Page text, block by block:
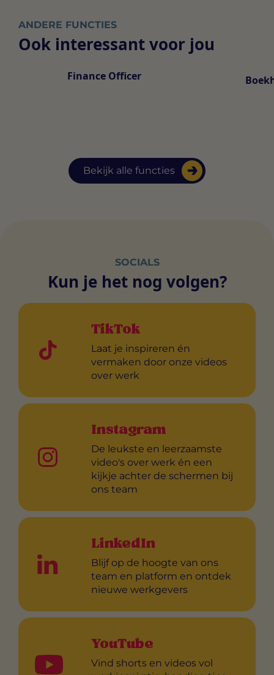
ANDERE FUNCTIES
Ook interessant voor jou
Bekijk alle functies
Finance Officer
SOCIALS
Kun je het nog volgen?
TikTok
Laat je inspireren én
vermaken door onze videos
over werk
Instagram
De leukste en leerzaamste
video's over werk én een
kijkje achter de schermen bij
ons team
LinkedIn
Blijf op de hoogte van ons
team en platform en ontdek
nieuwe werkgevers
YouTube
Vind shorts en videos vol